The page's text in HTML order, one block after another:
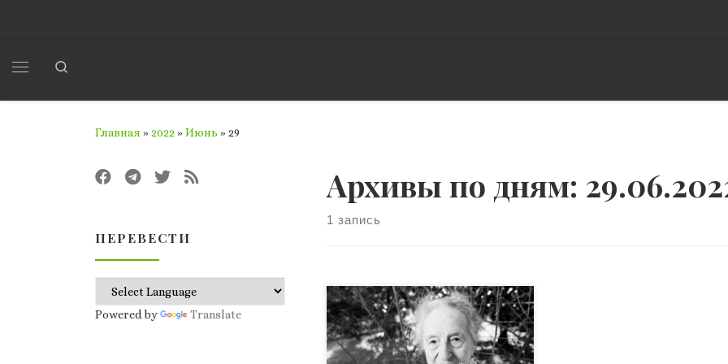
Главная »2022»Июнь »29
Архивы по дням:
1 запись
В истории медицины немало
великих женщин, но среди них
можно уверенно выделить
ПЕРЕВЕСТИ
Powered by Translate